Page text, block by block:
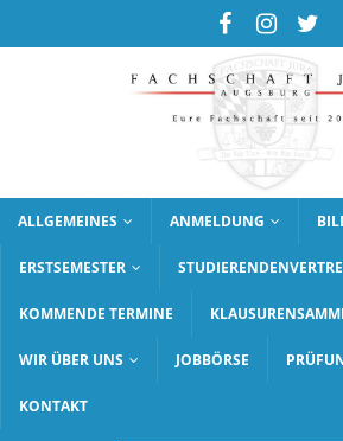
ALLGEMEINES ANMELDUNG
ERSTSEMESTER
KOMMENDE TERMINE
WIR ÜBER UNS JOBBÖRSE
KONTAKT